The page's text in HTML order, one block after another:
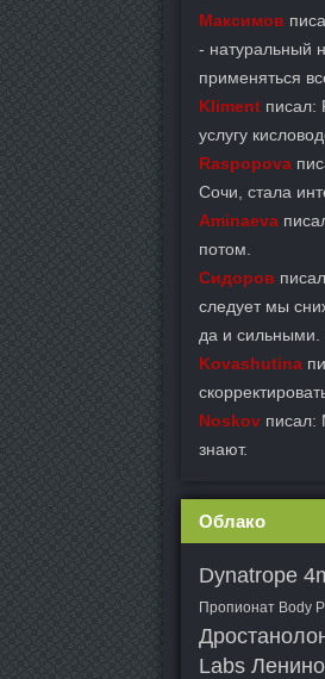
Максимов
- натуральный
применяться
Kliment писал:
услугу
Raspopova
Сочи, стала
Aminaeva
потом.
Сидоров
следует мы
да и сильными.
Kovashutina
Noskov писал:
знают.
Облако
Dynatrope
Пропионат Body
Labs